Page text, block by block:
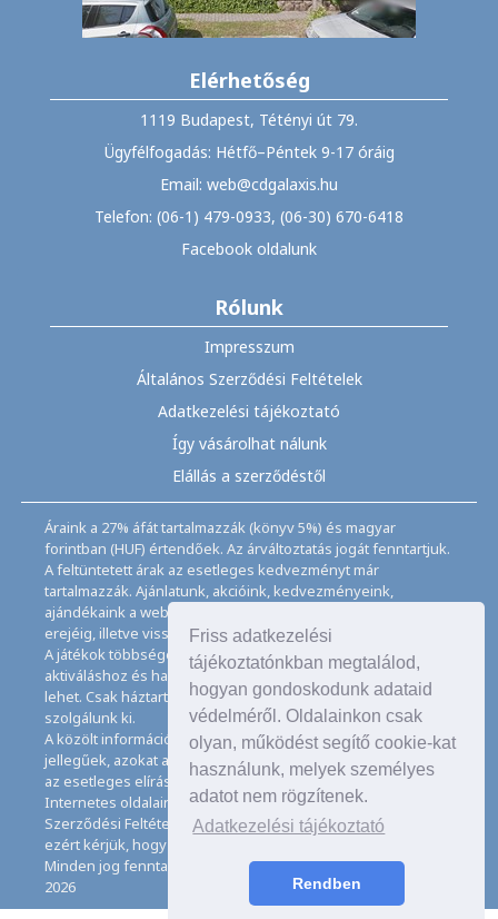
Friss adatkezelési
tájékoztatónkban megtalálod,
hogyan gondoskodunk adataid
védelméről. Oldalainkon csak
olyan, működést segítő cookie-kat
használunk, melyek személyes
adatot nem rögzítenek.
Adatkezelési tájékoztató
Rendben
Elérhetőség
1119 Budapest, Tétényi út 79.
Ügyfélfogadás: Hétfő–Péntek 9-17 óráig
Email: web@cdgalaxis.hu
Telefon: (06-1) 479-0933, (06-30) 670-6418
Facebook oldalunk
Rólunk
Impresszum
Általános Szerződési Feltételek
Adatkezelési tájékoztató
Így vásárolhat nálunk
Elállás a szerződéstől
Áraink a 27% áfát tartalmazzák (könyv 5%) és magyar
forintban (HUF) értendőek. Az árváltoztatás jogát fenntartjuk.
A feltüntetett árak az esetleges kedvezményt már
tartalmazzák. Ajánlatunk, akcióink, kedvezményeink,
ajándékaink a webáruházban feltüntetett ideig, a készletek
erejéig, illetve visszavonásig érvényesek.
A játékok többségéhez angol nyelvismeret illetve az
aktiváláshoz és használathoz internet kapcsolat szükséges
lehet. Csak háztartásban használatos mennyiségeket
szolgálunk ki.
A közölt információk, adatok, besorolások tájékoztató
jellegűek, azokat a legnagyobb gondossággal kezeljük, de
az esetleges elírásokért felelősséget nem tudunk vállalni.
Internetes oldalaink használatával elfogadja az Általános
Szerződési Feltételeinket és Adatkezelési Tájékoztatónkat,
ezért kérjük, hogy ezeket figyelmesen tanulmányozza át.
Minden jog fenntartva. © Copyright CD Galaxis Kft. 1997–
2026